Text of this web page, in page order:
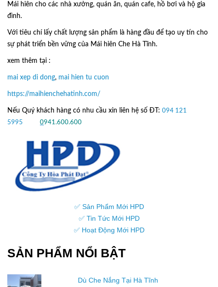
Mái hiên cho các nhà xưởng, quán ăn, quán cafe, hồ bơi và hộ gia
đình.
Với tiêu chí lấy chất lượng sản phẩm là hàng đầu để tạo uy tín cho
sự phát triển bền vững của Mái hiên Che Hà Tĩnh.
xem thêm tại :
mai xep di dong, mai hien tu cuon
https://maihienchehatinh.com/
Nếu Quý khách hàng có nhu cầu xin liên hệ số ĐT: 094 121
5995
0941.600.600
✅ Sản Phẩm Mới HPD
✅ Tin Tức Mới HPD
✅ Hoạt Động Mới HPD
SẢN PHẨM NỔI BẬT
Dù Che Nắng Tại Hà Tĩnh